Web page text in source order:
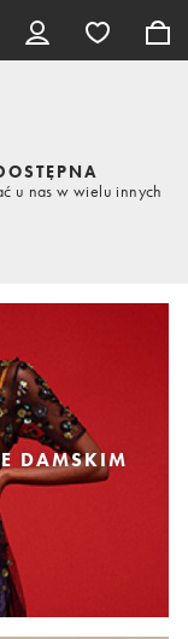
u nas w wielu innych
DAMSKIM